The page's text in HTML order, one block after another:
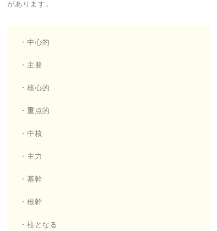
があります。
・中心的
・主要
・核心的
・重点的
・中核
・主力
・基幹
・根幹
・柱となる